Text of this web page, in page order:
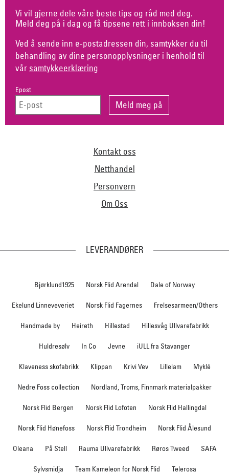
Vi vil gjerne dele våre beste tips og råd med deg.
Meld deg på i dag og få tipsene rett i innboksen din!
Ved å sende inn e-postadressen din, samtykker du til
behandling av dine personopplysninger i henhold til
vår samtykkeerklæring
Epost
Kontakt oss
Netthandel
Personvern
Om Oss
LEVERANDØRER
Bjørklund1925 Norsk Flid Arendal Dale of Norway
Ekelund Linneveveriet Norsk Flid Fagernes Frelsesarmeen/Others
Handmade by Heireth Hillestad Hillesvåg Ullvarefabrikk
Huldresølv In Co Jevne iULL fra Stavanger
Klaveness skofabrikk Klippan Krivi Vev Lillelam Myklé
Nedre Foss collection Nordland, Troms, Finnmark materialpakker
Norsk Flid Bergen Norsk Flid Lofoten Norsk Flid Hallingdal
Norsk Flid Hønefoss Norsk Flid Trondheim Norsk Flid Ålesund
Oleana På Stell Rauma Ullvarefabrikk Røros Tweed SAFA
Sylvsmidja Team Kameleon for Norsk Flid Telerosa